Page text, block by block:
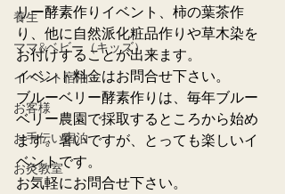
養生
ママ&ベビー（キッズ）
イベント宿泊
お客様
お手伝い宿泊
お灸教室
リー酵素作りイベント、柿の葉茶作
り、他に自然派化粧品作りや草木染を
お付けすることが出来ます。
イベント料金はお問合せ下さい。
ブルーベリー酵素作りは、毎年ブルー
ベリー農園で採取するところから始め
ます。暑いですが、とっても楽しいイ
ベントです。
お気軽にお問合せ下さい。